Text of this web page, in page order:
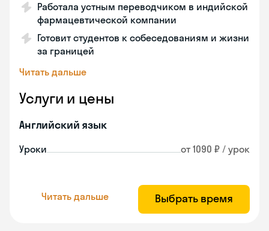
Работала устным переводчиком в индийской
фармацевтической компании
Готовит студентов к собеседованиям и жизни
за границей
Читать дальше
Услуги и цены
Английский язык
Уроки от 1090 ₽ / урок
Читать дальше Выбрать время